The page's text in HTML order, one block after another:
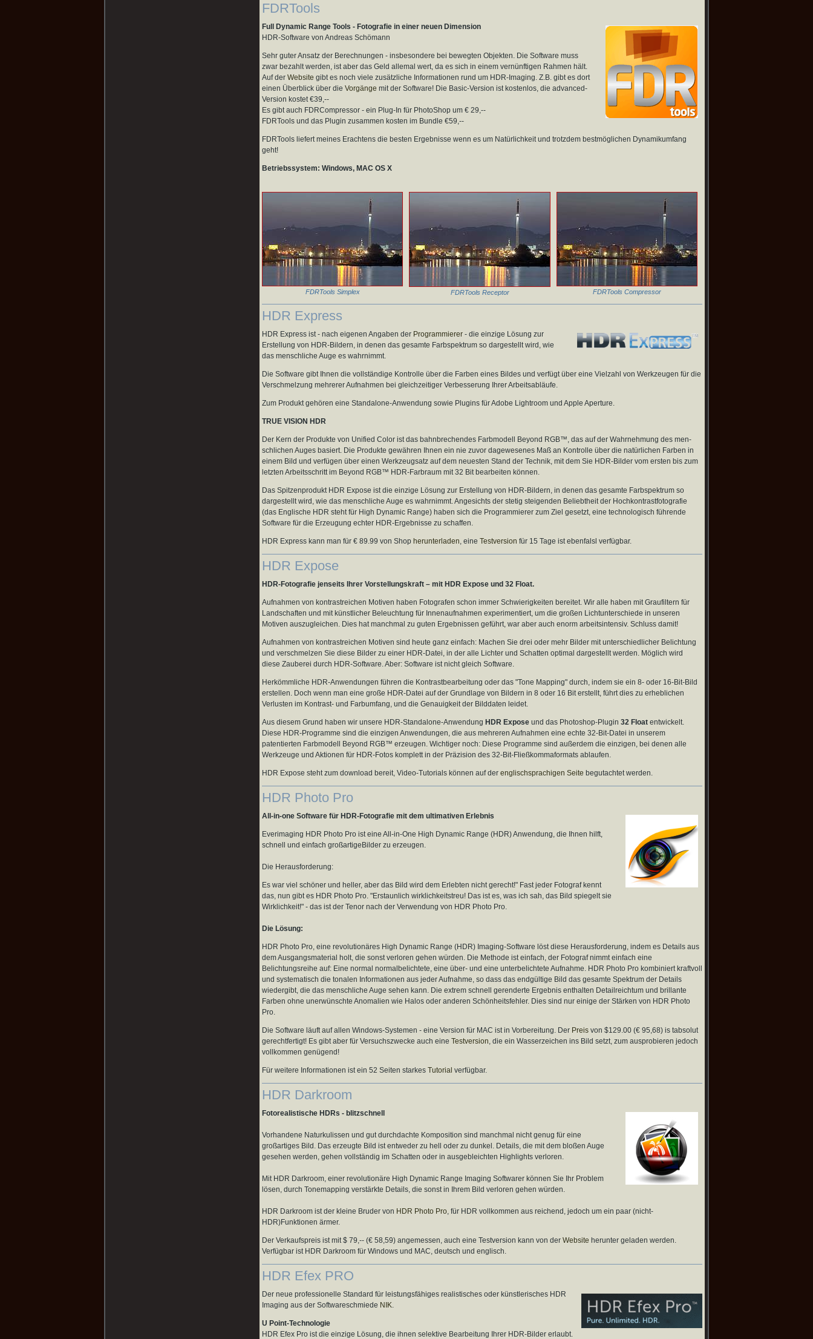
FDRTools
Full Dynamic Range Tools - Fotografie in einer neuen Dimension
HDR-Software von Andreas Schömann
Sehr guter Ansatz der Berechnungen - insbesondere bei bewegten Objekten. Die Software muss
zwar bezahlt werden, ist aber das Geld allemal wert, da es sich in einem vernünftigen Rahmen hält.
Auf der Website gibt es noch viele zusätzliche Informationen rund um HDR-Imaging. Z.B. gibt es dort
einen Überblick über die Vorgänge mit der Software! Die Basic-Version ist kostenlos, die advanced-
Version kostet €39,--
Es gibt auch FDRCompressor - ein Plug-In für PhotoShop um € 29,--
FDRTools und das Plugin zusammen kosten im Bundle €59,--
FDRTools liefert meines Erachtens die besten Ergebnisse wenn es um Natürlichkeit und trotzdem bestmöglichen Dynamikumfang
geht!
Betriebssystem: Windows, MAC OS X
FDRTools Simplex FDRTools Receptor FDRTools Compressor
HDR Express
HDR Express ist - nach eigenen Angaben der Programmierer - die einzige Lösung zur
Erstellung von HDR-Bildern, in denen das gesamte Farbspektrum so dargestellt wird, wie
das menschliche Auge es wahrnimmt.
Die Software gibt Ihnen die vollständige Kontrolle über die Farben eines Bildes und verfügt über eine Vielzahl von Werkzeugen für die
Verschmelzung mehrerer Aufnahmen bei gleichzeitiger Verbesserung Ihrer Arbeitsabläufe.
Zum Produkt gehören eine Standalone-Anwendung sowie Plugins für Adobe Lightroom und Apple Aperture.
TRUE VISION HDR
Der Kern der Produkte von Unified Color ist das bahnbrechendes Farbmodell Beyond RGB™, das auf der Wahrnehmung des men­
schli­chen Auges basiert. Die Pro­duk­te gewähren Ihnen ein nie zuvor dagewesenes Maß an Kont­rolle über die natürlichen Farben in
einem Bild und verfügen über einen Werkzeugsatz auf dem neuesten Stand der Technik, mit dem Sie HDR-Bilder vom ersten bis zum
letzten Arbeitsschritt im Beyond RGB™ HDR-Farbraum mit 32 Bit bearbeiten können.
Das Spitzenprodukt HDR Expose ist die einzige Lösung zur Er­stellung von HDR-Bildern, in denen das gesamte Farbspektrum so
dargestellt wird, wie das men­schliche Auge es wahrnimmt. Angesichts der stetig steigenden Beliebtheit der Hoch­kont­rast­foto­grafie
(das Englische HDR steht für High Dynamic Range) haben sich die Programmierer zum Ziel gesetzt, eine tech­no­logisch führende
Software für die Erzeugung echter HDR-Ergebnisse zu schaffen.
HDR Express kann man für € 89.99 von Shop herunterladen, eine Testversion für 15 Tage ist ebenfalsl verfügbar.
HDR Expose
HDR-Fotografie jenseits Ihrer Vorstellungskraft – mit HDR Expose und 32 Float.
Aufnahmen von kontrastreichen Motiven haben Fotografen schon immer Schwierigkeiten bereitet. Wir alle haben mit Graufiltern für
Landschaften und mit künstlicher Beleuchtung für Innenaufnahmen experimentiert, um die großen Lichtunterschiede in unseren
Motiven auszugleichen. Dies hat manchmal zu guten Ergebnissen geführt, war aber auch enorm arbeitsintensiv. Schluss damit!
Aufnahmen von kontrastreichen Motiven sind heute ganz einfach: Machen Sie drei oder mehr Bilder mit unterschiedlicher Belichtung
und verschmelzen Sie diese Bilder zu einer HDR-Datei, in der alle Lichter und Schatten optimal dargestellt werden. Möglich wird
diese Zauberei durch HDR-Software. Aber: Software ist nicht gleich Software.
Herkömmliche HDR-Anwendungen führen die Kontrastbearbeitung oder das "Tone Mapping" durch, indem sie ein 8- oder 16-Bit-Bild
erstellen. Doch wenn man eine große HDR-Datei auf der Grundlage von Bildern in 8 oder 16 Bit erstellt, führt dies zu erheblichen
Verlusten im Kontrast- und Farbumfang, und die Genauigkeit der Bilddaten leidet.
Aus diesem Grund haben wir unsere HDR-Standalone-Anwendung HDR Expose und das Photoshop-Plugin 32 Float entwickelt.
Diese HDR-Programme sind die einzigen Anwendungen, die aus mehreren Aufnahmen eine echte 32-Bit-Datei in unserem
patentierten Farbmodell Beyond RGB™ erzeugen. Wichtiger noch: Diese Programme sind außerdem die einzigen, bei denen alle
Werkzeuge und Aktionen für HDR-Fotos komplett in der Präzision des 32-Bit-Fließkommaformats ablaufen.
HDR Expose steht zum download bereit, Video-Tutorials können auf der englischsprachigen Seite begutachtet werden.
HDR Photo Pro
All-in-one Software für HDR-Fotografie mit dem ultimativen Erlebnis
Everimaging HDR Photo Pro ist eine All-in-One High Dynamic Range (HDR) Anwendung, die Ihnen hilft,
schnell und einfach großartigeBilder zu erzeugen.
Die Herausforderung:
Es war viel schöner und heller, aber das Bild wird dem Erlebten nicht gerecht!" Fast jeder Fotograf kennt
das, nun gibt es HDR Photo Pro. "Erstaunlich wirklichkeitstreu! Das ist es, was ich sah, das Bild spiegelt sie
Wirklichkeit!" - das ist der Tenor nach der Verwendung von HDR Photo Pro.
Die Lösung:
HDR Photo Pro, eine revolutionäres High Dynamic Range (HDR) Imaging-Software löst diese Herausforderung, indem es Details aus
dem Ausgangsmaterial holt, die sonst verloren gehen würden. Die Methode ist einfach, der Fotograf nimmt einfach eine
Belichtungsreihe auf: Eine normal normalbelichtete, eine über- und eine unterbelichtete Aufnahme. HDR Photo Pro kombiniert kraftvoll
und systematisch die tonalen Informationen aus jeder Aufnahme, so dass das endgültige Bild das gesamte Spektrum der Details
wiedergibt, die das menschliche Auge sehen kann. Die extrem schnell gerenderte Ergebnis enthalten Detailreichtum und brillante
Farben ohne unerwünschte Anomalien wie Halos oder anderen Schönheitsfehler. Dies sind nur einige der Stärken von HDR Photo
Pro.
Die Software läuft auf allen Windows-Systemen - eine Version für MAC ist in Vorbereitung. Der Preis von $129.00 (€ 95,68) is tabsolut
gerechtfertigt! Es gibt aber für Versuchszwecke auch eine Testversion, die ein Wasserzeichen ins Bild setzt, zum ausprobieren jedoch
vollkommen genügend!
Für weitere Informationen ist ein 52 Seiten starkes Tutorial verfügbar.
HDR Darkroom
Fotorealistische HDRs - blitzschnell
Vorhandene Naturkulissen und gut durchdachte Komposition sind manchmal nicht genug für eine
großartiges Bild. Das erzeugte Bild ist entweder zu hell oder zu dunkel . Details, die mit dem bloßen Auge
gesehen werden, gehen vollständig im Schatten oder in ausgebleichten Highlights verloren.
Mit HDR Darkroom, einer revolutionäre High Dynamic Range Imaging Softwarer können Sie Ihr Problem
lösen, durch Tonemapping verstärkte Details, die sonst in Ihrem Bild verloren gehen würden.
HDR Darkroom ist der kleine Bruder von HDR Photo Pro, für HDR vollkommen aus reichend, jedoch um ein paar (nicht-
HDR)Funktionen ärmer.
Der Verkaufspreis ist mit $ 79,-- (€ 58,59) angemessen, auch eine Testversion kann von der Website herunter geladen werden.
Verfügbar ist HDR Darkroom für Windows und MAC, deutsch und englisch.
HDR Efex PRO
Der neue professionelle Standard für leistungsfähiges realistisches oder künstlerisches HDR
Imaging aus der Softwareschmiede NIK.
U Point-Technologie
HDR Efex Pro ist die einzige Lösung, die ihnen selektive Bearbeitung Ihrer HDR-Bilder erlaubt.